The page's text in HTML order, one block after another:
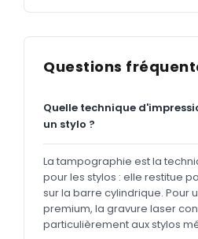
Questions
Quelle technique
un stylo ?
La tampographie est la
pour les stylos : elle restitue
sur la barre cylindrique. Pour
premium, la gravure laser
particulièrement aux stylos